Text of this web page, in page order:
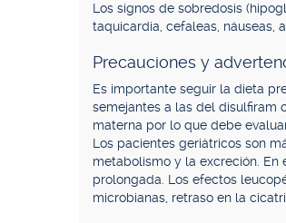
Los signos de sobredosis
taquicardia, cefaleas, náuseas,
Precauciones y
Es importante seguir la dieta
semejantes a las del disulfiram
materna por lo que debe
Los pacientes geriátricos son
metabolismo y la excreción.
prolongada. Los efectos
microbianas, retraso en la